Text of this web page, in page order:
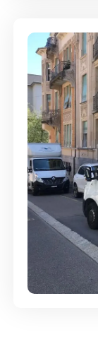
Service